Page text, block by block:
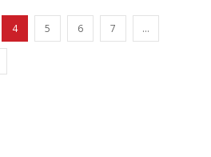
4 5 6 7 …